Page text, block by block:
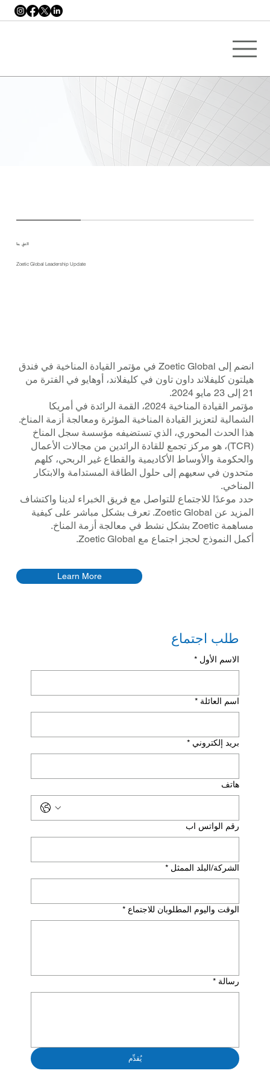
التقِ بنا
Zoetic Global Leadership Update
انضم إلى Zoetic Global في مؤتمر القيادة المناخية في فندق
هيلتون كليفلاند داون تاون في كليفلاند، أوهايو في الفترة من
21 إلى 23 مايو 2024.
مؤتمر القيادة المناخية 2024، القمة الرائدة في أمريكا
الشمالية لتعزيز القيادة المناخية المؤثرة ومعالجة أزمة المناخ.
هذا الحدث المحوري، الذي تستضيفه مؤسسة سجل المناخ
(TCR)، هو مركز تجمع للقادة الرائدين من مجالات الأعمال
والحكومة والأوساط الأكاديمية والقطاع غير الربحي، كلهم
متحدون في سعيهم إلى حلول الطاقة المستدامة والابتكار
المناخي.
حدد موعدًا للاجتماع للتواصل مع فريق الخبراء لدينا واكتشاف
المزيد عن Zoetic Global. تعرف بشكل مباشر على كيفية
مساهمة Zoetic بشكل نشط في معالجة أزمة المناخ.
أكمل النموذج لحجز اجتماع مع Zoetic Global.
Learn More
طلب اجتماع
الاسم الأول *
اسم العائلة *
بريد إلكتروني *
هاتف
رقم الواتس اب
الشركة/البلد الممثل *
الوقت واليوم المطلوبان للاجتماع *
رسالة *
يُقدِّم